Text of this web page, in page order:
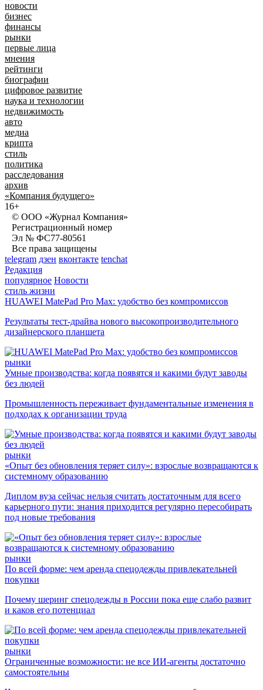
новости
бизнес
финансы
рынки
первые лица
мнения
рейтинги
биографии
цифровое развитие
наука и технологии
недвижимость
авто
медиа
крипта
стиль
политика
расследования
архив
«Компания будущего»
16+
© ООО «Журнал Компания»
Регистрационный номер
Эл № ФС77-80561
Все права защищены
telegram дзен вконтакте tenchat
Редакция
популярное Новости
стиль жизни
HUAWEI MatePad Pro Max: удобство без компромиссов
Результаты тест-драйва нового высокопроизводительного
дизайнерского планшета
рынки
Умные производства: когда появятся и какими будут заводы
без людей
Промышленность переживает фундаментальные изменения в
подходах к организации труда
рынки
«Опыт без обновления теряет силу»: взрослые возвращаются к
системному образованию
Диплом вуза сейчас нельзя считать достаточным для всего
карьерного пути: знания приходится регулярно пересобирать
под новые требования
рынки
По всей форме: чем аренда спецодежды привлекательней
покупки
Почему шеринг спецодежды в России пока еще слабо развит
и каков его потенциал
рынки
Ограниченные возможности: не все ИИ-агенты достаточно
самостоятельны